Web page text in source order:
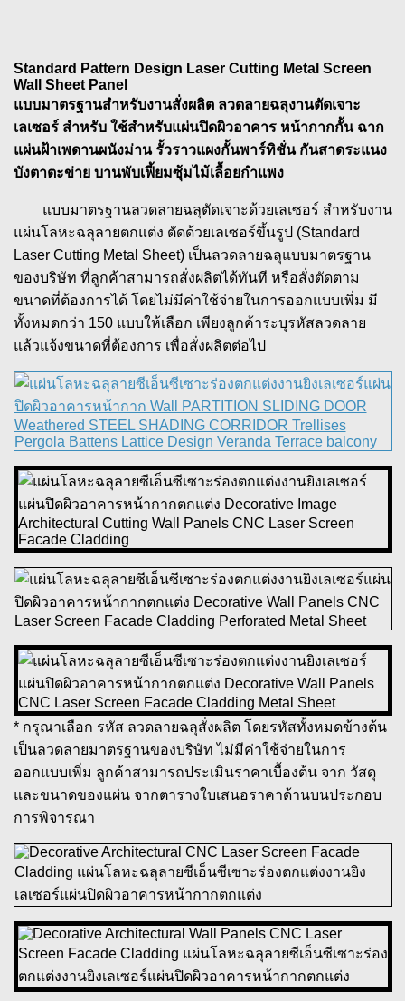
Standard Pattern Design Laser Cutting Metal Screen
Wall Sheet Panel
แบบมาตรฐานสำหรับงานสั่งผลิต ลวดลายฉลุงานตัดเจาะ
เลเซอร์ สำหรับ ใช้สำหรับแผ่นปิดผิวอาคาร หน้ากากกั้น ฉาก
แผ่นฝ้าเพดานผนังม่าน รั้วราวแผงกั้นพาร์ทิชั่น กันสาดระแนง
บังตาตะข่าย บานพับเฟี้ยมซุ้มไม้เลื้อยกำแพง
แบบมาตรฐานลวดลายฉลุตัดเจาะด้วยเลเซอร์ สำหรับงาน
แผ่นโลหะฉลุลายตกแต่ง ตัดด้วยเลเซอร์ขึ้นรูป (Standard
Laser Cutting Metal Sheet) เป็นลวดลายฉลุแบบมาตรฐาน
ของบริษัท ที่ลูกค้าสามารถสั่งผลิตได้ทันที หรือสั่งตัดตาม
ขนาดที่ต้องการได้ โดยไม่มีค่าใช้จ่ายในการออกแบบเพิ่ม มี
ทั้งหมดกว่า 150 แบบให้เลือก เพียงลูกค้าระบุรหัสลวดลาย
แล้วแจ้งขนาดที่ต้องการ เพื่อสั่งผลิตต่อไป
* กรุณาเลือก รหัส ลวดลายฉลุสั่งผลิต โดยรหัสทั้งหมดข้างต้น
เป็นลวดลายมาตรฐานของบริษัท ไม่มีค่าใช้จ่ายในการ
ออกแบบเพิ่ม ลูกค้าสามารถประเมินราคาเบื้องต้น จาก วัสดุ
และขนาดของแผ่น จากตารางใบเสนอราคาด้านบนประกอบ
การพิจารณา